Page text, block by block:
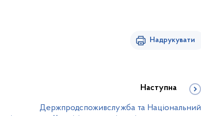
Надрукувати
Наступна
Держпродспоживслужба та Національний